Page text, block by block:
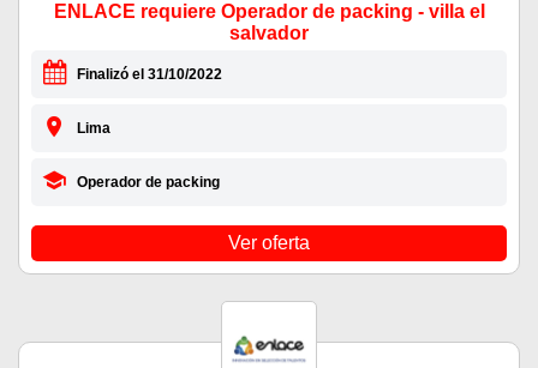
ENLACE requiere Operador de packing - villa el
salvador
Finalizó el 31/10/2022
Lima
Operador de packing
Ver oferta